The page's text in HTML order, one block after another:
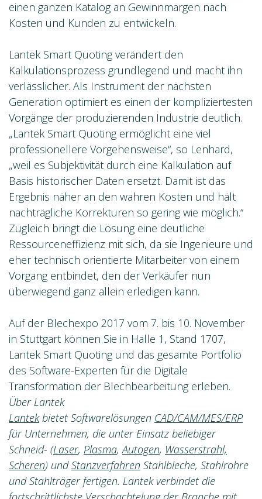
einen ganzen Katalog an Gewinnmargen nach
Kosten und Kunden zu entwickeln.
Lantek Smart Quoting verändert den
Kalkulationsprozess grundlegend und macht ihn
verlässlicher. Als Instrument der nächsten
Generation optimiert es einen der kompliziertesten
Vorgänge der produzierenden Industrie deutlich.
„Lantek Smart Quoting ermöglicht eine viel
professionellere Vorgehensweise“, so Lenhard,
„weil es Subjektivität durch eine Kalkulation auf
Basis historischer Daten ersetzt. Damit ist das
Ergebnis näher an den wahren Kosten und hält
nachträgliche Korrekturen so gering wie möglich.“
Zugleich bringt die Lösung eine deutliche
Ressourceneffizienz mit sich, da sie Ingenieure und
eher technisch orientierte Mitarbeiter von einem
Vorgang entbindet, den der Verkäufer nun
überwiegend ganz allein erledigen kann.
Auf der Blechexpo 2017 vom 7. bis 10. November
in Stuttgart können Sie in Halle 1, Stand 1707,
Lantek Smart Quoting und das gesamte Portfolio
des Software-Experten für die Digitale
Transformation der Blechbearbeitung erleben.
Über Lantek
Lantekbietet Softwarelösungen CAD/CAM/MES/ERP
für Unternehmen, die unter Einsatz beliebiger
Schneid- (Laser, Plasma,Autogen, Wasserstrahl,
Scheren) undStanzverfahren Stahlbleche, Stahlrohre
und Stahlträger fertigen. Lantek verbindet die